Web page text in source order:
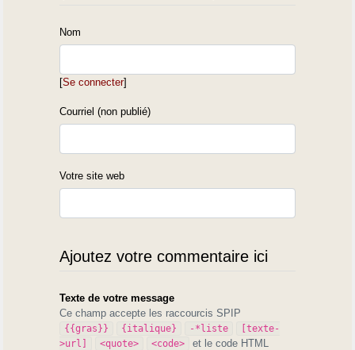
Nom
[Se connecter]
Courriel (non publié)
Votre site web
Ajoutez votre commentaire ici
Texte de votre message
Ce champ accepte les raccourcis SPIP
{{gras}} {italique} -*liste
[texte-
>url]
<quote> <code> et le code HTML